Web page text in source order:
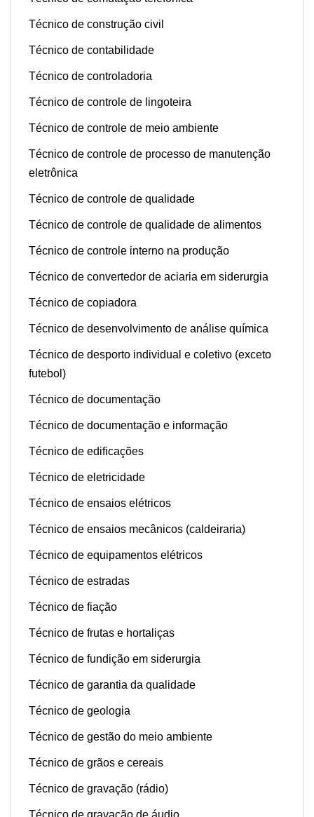
Técnico de construção civil
Técnico de contabilidade
Técnico de controladoria
Técnico de controle de lingoteira
Técnico de controle de meio ambiente
Técnico de controle de processo de manutenção
eletrônica
Técnico de controle de qualidade
Técnico de controle de qualidade de alimentos
Técnico de controle interno na produção
Técnico de convertedor de aciaria em siderurgia
Técnico de copiadora
Técnico de desenvolvimento de análise química
Técnico de desporto individual e coletivo (exceto
futebol)
Técnico de documentação
Técnico de documentação e informação
Técnico de edificações
Técnico de eletricidade
Técnico de ensaios elétricos
Técnico de ensaios mecânicos (caldeiraria)
Técnico de equipamentos elétricos
Técnico de estradas
Técnico de fiação
Técnico de frutas e hortaliças
Técnico de fundição em siderurgia
Técnico de garantia da qualidade
Técnico de geologia
Técnico de gestão do meio ambiente
Técnico de grãos e cereais
Técnico de gravação (rádio)